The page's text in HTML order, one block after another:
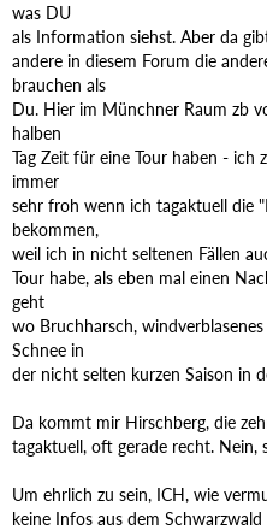
was DU
als Information siehst. Aber da
andere in diesem Forum die
brauchen als
Du. Hier im Münchner Raum zb
halben
Tag Zeit für eine Tour haben - ich
immer
sehr froh wenn ich tagaktuell die
bekommen,
weil ich in nicht seltenen Fällen
Tour habe, als eben mal einen
geht
wo Bruchharsch,
Schnee in
der nicht selten kurzen Saison in
Da kommt mir Hirschberg, die
tagaktuell, oft gerade recht. Nein,
Um ehrlich zu sein, ICH, wie
keine Infos aus dem